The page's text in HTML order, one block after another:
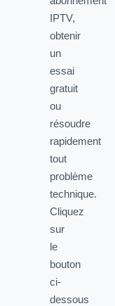
IPTV,
obtenir
un
essai
gratuit
ou
résoudre
rapidement
tout
problème
technique.
Cliquez
sur
le
bouton
ci-
dessous